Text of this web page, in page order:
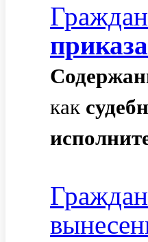
приказа
как